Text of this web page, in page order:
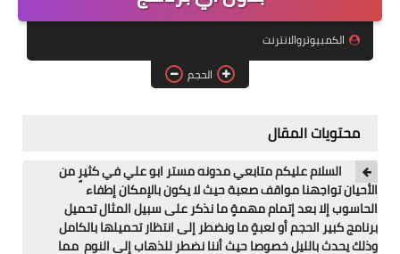
ويندوز 8.1
ويندوز xp
ايفون
العاب
مراجعات
الكمبيوتروالانترنت
الحجم
محتويات المقال
السلام عليكم متابعي مدونه مستر ابو علي في كثيرٍ من
الأحيان تواجهنا مواقف صعبة حيث لا يكون بالإمكان إطفاء
الحاسوب إلا بعد إتمام مهمةٍ ما نذكر على سبيل المثال تحميل
برنامج كبير الحجم أو لعبةٍ ما ونضطر إلى انتظار تحميلها بالكامل
وذلك يحدث بالليل خصوصا حيث أننا نضطر للذهاب إلى النوم مما